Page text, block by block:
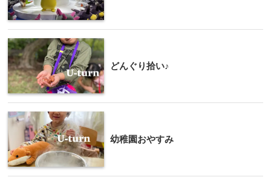
どんぐり拾い♪
幼稚園おやすみ